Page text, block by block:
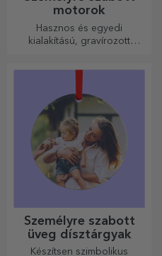
motorok
Hasznos és egyedi
kialakítású, gravírozott
Személyre szabott
üveg dísztárgyak
Készítsen szimbolikus